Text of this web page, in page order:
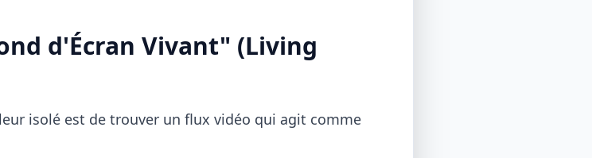
d'Écran Vivant" (Living
isolé est de trouver un flux vidéo qui agit comme